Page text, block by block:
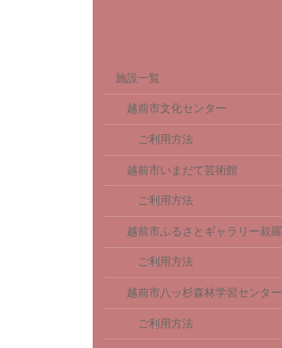
施設一覧
越前市文化センター
ご利用方法
越前市いまだて芸術館
ご利用方法
越前市ふるさとギャラリー叔羅
ご利用方法
越前市八ッ杉森林学習センター
ご利用方法